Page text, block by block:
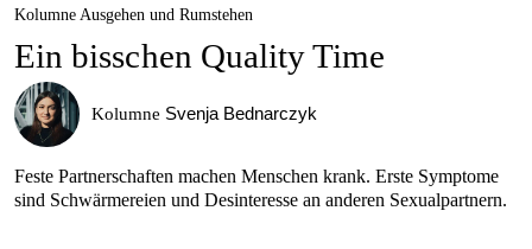
Kolumne Ausgehen und Rumstehen
Ein bisschen Quality Time
Kolumne Svenja Bednarczyk
Feste Partnerschaften machen Menschen krank. Erste Symptome
sind Schwärmereien und Desinteresse an anderen Sexualpartnern.